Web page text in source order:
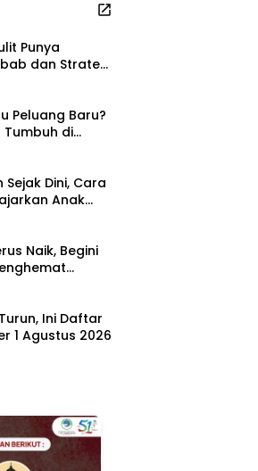
Punya
dan Strategi
Peluang Baru?
Tumbuh di
Dini, Cara
Anak
Naik, Begini
Ini Daftar
1 Agustus 2026